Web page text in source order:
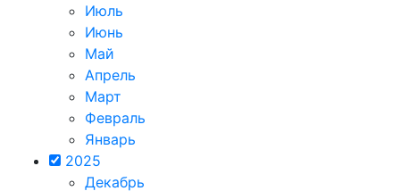
Июль
Июнь
Май
Апрель
Март
Февраль
Январь
2025
Декабрь